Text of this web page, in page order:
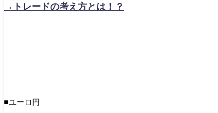
→トレードの考え方とは！？
■ユーロ円